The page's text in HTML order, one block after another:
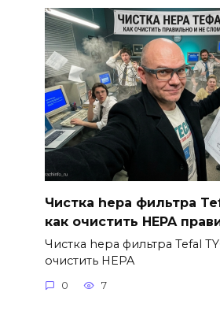
Чистка hepa фильтра
как очистить HEPA
Чистка hepa фильтра Tefal
очистить HEPA
0 7